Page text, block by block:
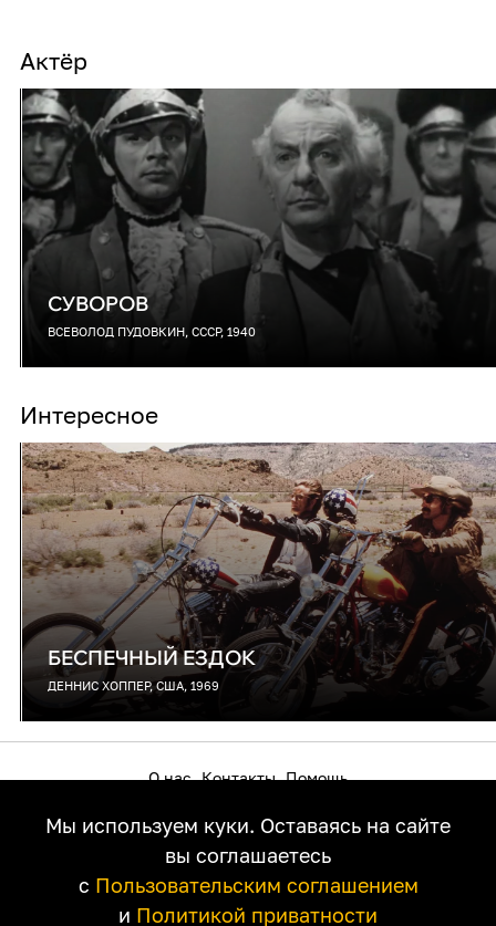
Актёр
СУВОРОВ
ВСЕВОЛОД ПУДОВКИН, СССР, 1940
Интересное
БЕСПЕЧНЫЙ ЕЗДОК
ДЕННИС ХОППЕР, США, 1969
Мы используем куки. Оставаясь на сайте
вы соглашаетесь
с Пользовательским соглашением
и Политикой приватности
О нас Контакты Помощь
Пользовательское соглашение
Политика приватности
Правообладателям